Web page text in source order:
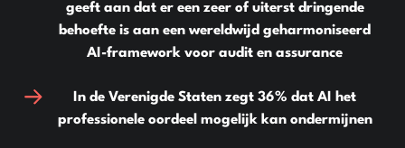
geeft aan dat er een zeer of uiterst dringende
behoefte is aan een wereldwijd geharmoniseerd
AI-framework voor audit en assurance
In de Verenigde Staten zegt36% dat AI het
professionele oordeel mogelijk kan ondermijnen